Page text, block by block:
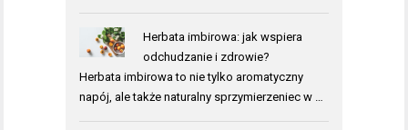
Herbata imbirowa: jak wspiera
odchudzanie i zdrowie?
Herbata imbirowa to nie tylko aromatyczny
napój, ale także naturalny sprzymierzeniec w …